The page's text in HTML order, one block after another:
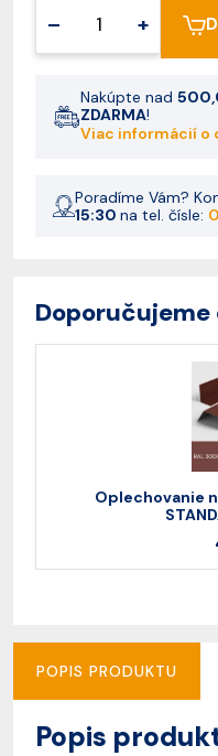
– +
Nakúpte nad
ZDARMA!
Viac informácií o
Poradíme Vám?
15:30 na tel. čísle:
Oplechovanie
POPIS PRODUKTU
Popis